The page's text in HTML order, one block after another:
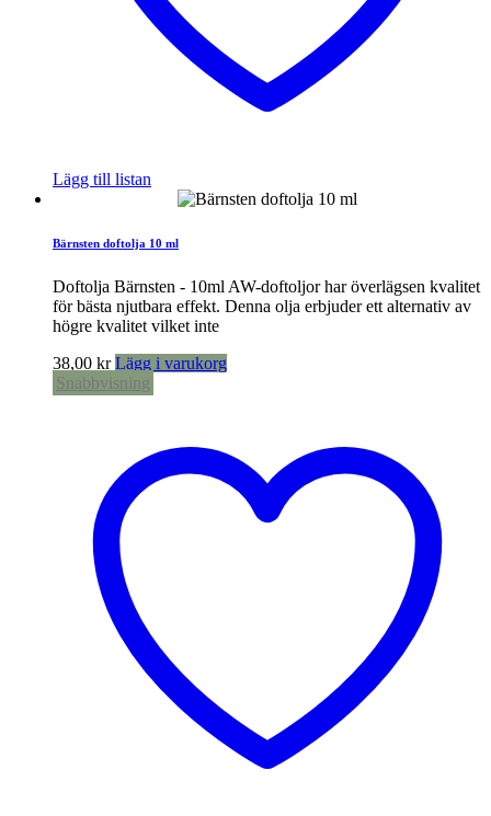
Lägg till listan
Bärnsten doftolja 10 ml
Doftolja Bärnsten - 10ml AW-doftoljor har överlägsen kvalitet
för bästa njutbara effekt. Denna olja erbjuder ett alternativ av
högre kvalitet vilket inte
38,00 kr Lägg i varukorg
Snabbvisning